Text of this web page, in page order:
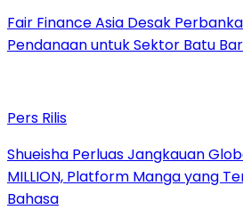
Fair Finance Asia Desak
Pendanaan untuk Sektor Batu
Pers Rilis
Shueisha Perluas Jangkauan
MILLION, Platform Manga yang
Bahasa